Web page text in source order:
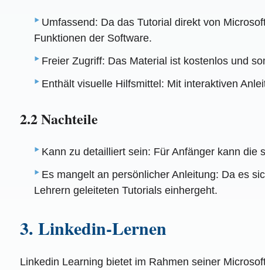
Umfassend: Da das Tutorial direkt von
Funktionen der Software.
Freier Zugriff: Das Material ist kostenlos und
Enthält visuelle Hilfsmittel: Mit interaktiven
2.2 Nachteile
Kann zu detailliert sein: Für Anfänger kann die
Es mangelt an persönlicher Anleitung: Da es
Lehrern geleiteten Tutorials einhergeht.
3. Linkedin-Lernen
Linkedin Learning bietet im Rahmen seiner